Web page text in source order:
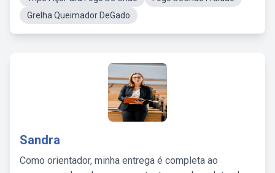
Grelha Queimador DeGado
Sandra
Como orientador, minha entrega é completa ao